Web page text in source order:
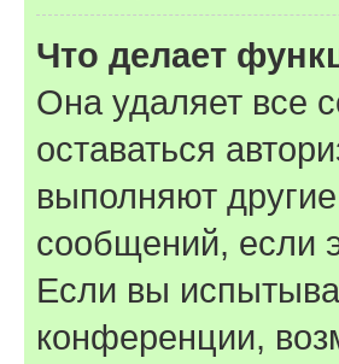
Что делает
Она удаляет все
оставаться
выполняют
сообщений, если
Если вы
конференции,